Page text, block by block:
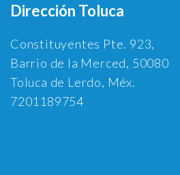
Dirección Toluca
Constituyentes Pte. 923,
Barrio de la Merced, 50080
Toluca de Lerdo, Méx.
7201189754